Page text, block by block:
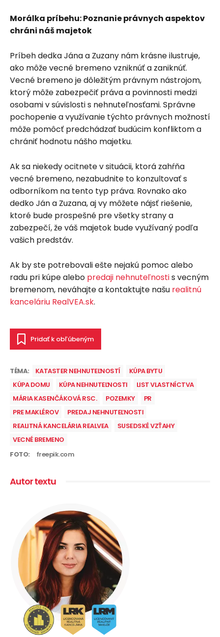
Morálka príbehu: Poznanie právnych aspektov
chráni náš majetok
Príbeh dedka Jána a Zuzany nám krásne ilustruje,
ako môže vecné bremeno vzniknúť a zaniknúť.
Vecné bremeno je dôležitým právnym nástrojom,
ktorý môže zabezpečiť práva a povinnosti medzi
osobami v súvislosti s nehnuteľnosťami. Správne
pochopenie a využívanie týchto právnych možností
môže pomôcť predchádzať budúcim konfliktom a
chrániť hodnotu nášho majetku.
Ak sa niekedy ocitnete v situácii, ktorá zahŕňa
vecné bremeno, nezabudnite to konzultovať s
odborníkom na tento typ práva. Rovnako ako
dedko Ján a Zuzana, aj vy môžete nájsť riešenie,
ktoré bude prospešné pre všetky strany a
zabezpečí, že váš majetok bude využívaný podľa
vašich predstáv.
Ak by ste potrebovali ešte nejakú pomoc alebo
radu pri kúpe alebo predaji nehnuteľnostis vecným
bremenom, neváhajte a kontaktujte našu realitnú
kanceláriu RealVEA.sk.
Pridať k obľúbeným
TÉMA: KATASTER NEHNUTEĽNOSTÍ
KÚPA BYTU
KÚPA DOMU
KÚPA NEHNUTEĽNOSTI
LIST VLASTNÍCTVA
MÁRIA KASENČÁKOVÁ RSC.
POZEMKY
PR
PRE MAKLÉROV
PREDAJ NEHNUTEĽNOSTI
REALITNÁ KANCELÁRIA REALVEA
SUSEDSKÉ VZŤAHY
VECNÉ BREMENO
FOTO:
freepik.com
Autor textu